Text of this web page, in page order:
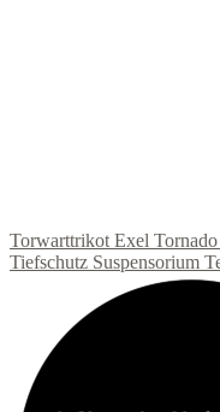
Torwarttrikot Exel Tornado
Tiefschutz Suspensorium